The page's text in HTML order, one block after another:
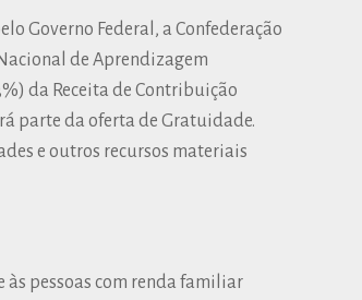
Governo Federal, a Confederação
de Aprendizagem
da Receita de Contribuição
parte da oferta de Gratuidade.
e outros recursos materiais
pessoas com renda familiar